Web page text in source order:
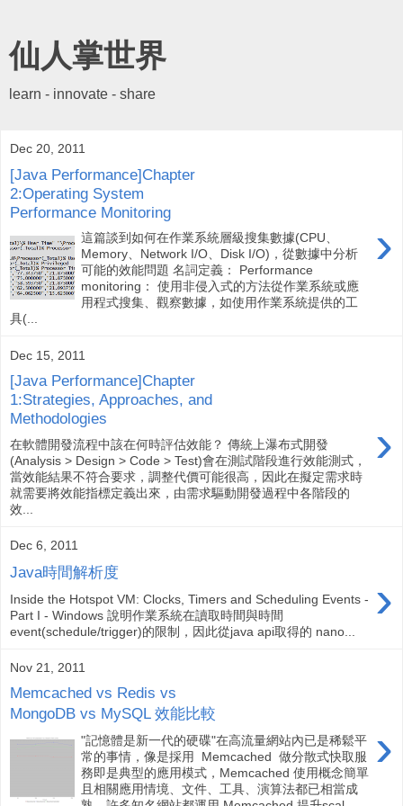
仙人掌世界
learn - innovate - share
Dec 20, 2011
[Java Performance]Chapter
2:Operating System
Performance Monitoring
›
這篇談到如何在作業系統層級搜集數據(CPU、
Memory、Network I/O、Disk I/O)，從數據中分析
可能的效能問題 名詞定義： Performance
monitoring： 使用非侵入式的方法從作業系統或應
用程式搜集、觀察數據，如使用作業系統提供的工
具(...
Dec 15, 2011
[Java Performance]Chapter
1:Strategies, Approaches, and
Methodologies
›
在軟體開發流程中該在何時評估效能？ 傳統上瀑布式開發
(Analysis > Design > Code > Test)會在測試階段進行效能測式，
當效能結果不符合要求，調整代價可能很高，因此在擬定需求時
就需要將效能指標定義出來，由需求驅動開發過程中各階段的
效...
Dec 6, 2011
Java時間解析度 ›
Inside the Hotspot VM: Clocks, Timers and Scheduling Events -
Part I - Windows 說明作業系統在讀取時間與時間
event(schedule/trigger)的限制，因此從java api取得的 nano...
Nov 21, 2011
Memcached vs Redis vs
MongoDB vs MySQL 效能比較
›
"記憶體是新一代的硬碟"在高流量網站內已是稀鬆平
常的事情，像是採用 Memcached 做分散式快取服
務即是典型的應用模式，Memcached 使用概念簡單
且相關應用情境、文件、工具、演算法都已相當成